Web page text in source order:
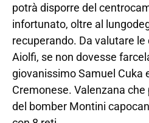
potrà disporre del
infortunato, oltre al
recuperando. Da valutare
Aiolfi, se non dovesse
giovanissimo Samuel Cuka
Cremonese. Valenzana
del bomber Montini